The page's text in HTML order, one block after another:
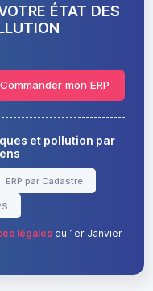
ÉTAT DES
Commander mon ERP
et pollution par
ERP par Cadastre
légalesdu 1er Janvier